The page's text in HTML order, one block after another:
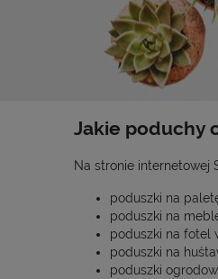
Jakie poduchy
Na stronie internetowej
poduszki na
poduszki na
poduszki na fotel
poduszki na
poduszki